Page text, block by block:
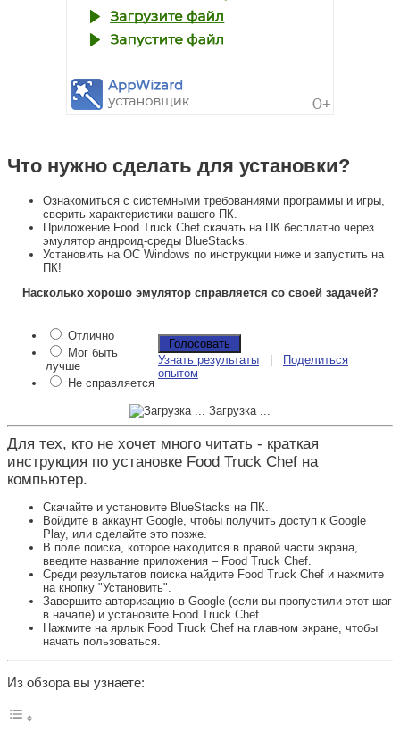
Что нужно сделать для установки?
Ознакомиться с системными требованиями программы и игры,
сверить характеристики вашего ПК.
Приложение Food Truck Chef скачать на ПК бесплатно через
эмулятор андроид-среды BlueStacks.
Установить на ОС Windows по инструкции ниже и запустить на
ПК!
Насколько хорошо эмулятор справляется со своей задачей?
Отлично
Мог быть
лучше
Не справляется
Узнать результаты
Поделиться
опытом
Загрузка ...
Для тех, кто не хочет много читать - краткая
инструкция по установке Food Truck Chef на
компьютер.
Скачайте и установите BlueStacks на ПК.
Войдите в аккаунт Google, чтобы получить доступ к Google
Play, или сделайте это позже.
В поле поиска, которое находится в правой части экрана,
введите название приложения – Food Truck Chef.
Среди результатов поиска найдите Food Truck Chef и нажмите
на кнопку "Установить".
Завершите авторизацию в Google (если вы пропустили этот шаг
в начале) и установите Food Truck Chef.
Нажмите на ярлык Food Truck Chef на главном экране, чтобы
начать пользоваться.
Из обзора вы узнаете: